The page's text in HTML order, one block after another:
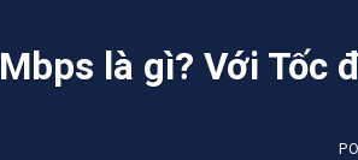
Mbps là gì? Với Tốc